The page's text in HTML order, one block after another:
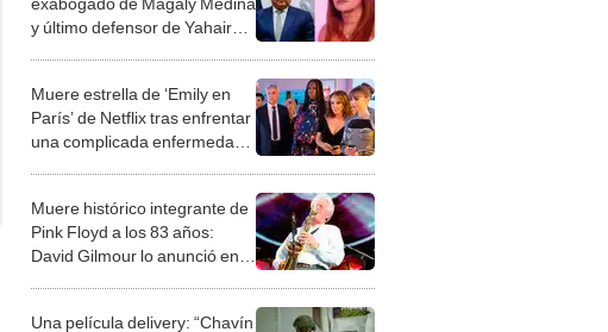
y último defensor de Yahaira
Muere estrella de ‘Emily en
París’ de Netflix tras enfrentar
una complicada enfermedad
Muere histórico integrante de
Pink Floyd a los 83 años:
David Gilmour lo anunció en
Una película delivery: “Chavín